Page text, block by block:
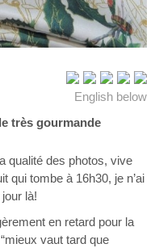
English below
très gourmande
qualité des photos, vive
qui tombe à 16h30, je n’ai
là!
en retard pour la
vaut tard que